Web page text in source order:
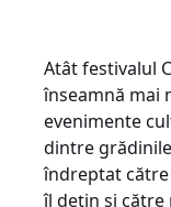
Atât festivalul
înseamnă mai
evenimente
dintre
îndreptat
îl dețin şi